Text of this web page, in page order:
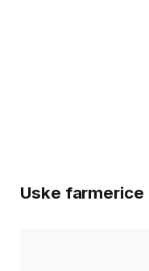
Uske farmerice